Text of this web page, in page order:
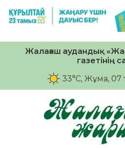
Жалағаш аудандық
газетінің
33°C, Жұма, 07